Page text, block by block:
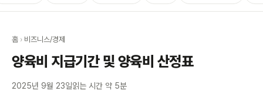
홈 › 비즈니스/경제
양육비 지급기간 및 양육비 산정표
2025년 9월 23일읽는 시간 약 5분